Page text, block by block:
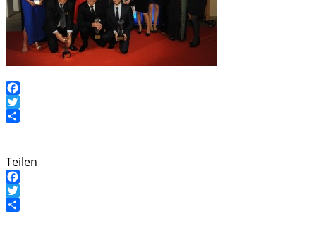
Facebook
Twitter
Teilen
Facebook
Twitter